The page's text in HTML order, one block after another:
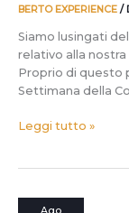
BERTO EXPERIENCE /
Siamo lusingati
relativo alla
Proprio di questo
Settimana della
Leggi tutto »
Ago
Lego